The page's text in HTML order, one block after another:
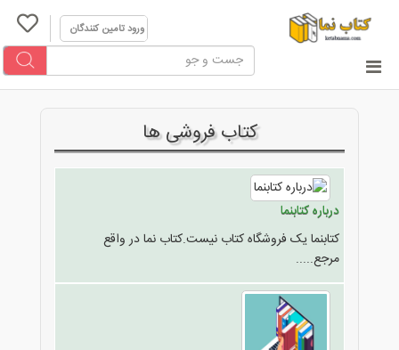
ورود تامین کنندگان
کتاب فروشی ها
درباره کتابنما
کتابنما یک فروشگاه کتاب نیست.کتاب نما در واقع
مرجع.....